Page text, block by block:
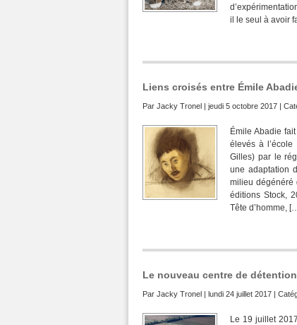
il le seul à avoir
Liens croisés entre Émile
Par Jacky Tronel | jeudi 5 octobre 2017 |
Émile Abadie
élevés à
Gilles) par le
une adaptation
milieu dégénéré
éditions Stock,
Tête d’homme,
Le nouveau centre de
Par Jacky Tronel | lundi 24 juillet 2017 |
Le 19 juillet